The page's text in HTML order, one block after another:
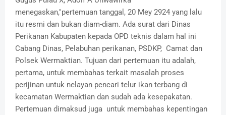
menegaskan,"pertemuan tanggal, 20 Mey 2924 yang lalu
itu resmi dan bukan diam-diam. Ada surat dari Dinas
Perikanan Kabupaten kepada OPD teknis dalam hal ini
Cabang Dinas, Pelabuhan perikanan, PSDKP, Camat dan
Polsek Wermaktian. Tujuan dari pertemuan itu adalah,
pertama, untuk membahas terkait masalah proses
perijinan untuk nelayan pencari telur ikan terbang di
kecamatan Wermaktian dan sudah ada kesepakatan.
Pertemuan dimaksud juga untuk membahas kepentingan